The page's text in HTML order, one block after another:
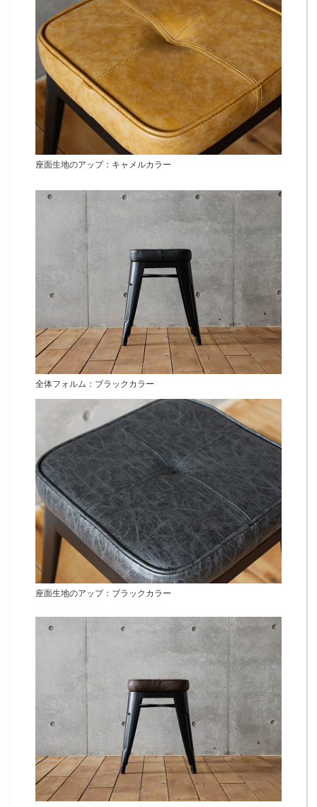
座面生地のアップ：キャメルカラー
全体フォルム：ブラックカラー
座面生地のアップ：ブラックカラー